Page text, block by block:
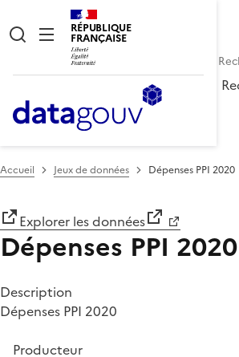
RÉPUBLIQUE
FRANÇAISE
Accueil Jeux de données Dépenses PPI 2020
Explorer les données
Dépenses PPI 2020
Description
Dépenses PPI 2020
Producteur